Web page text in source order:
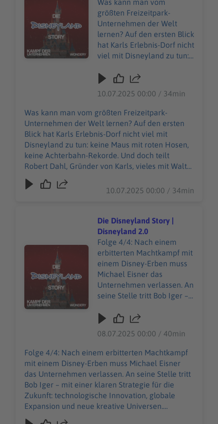
Datenschutzrichtlinien
finden Sie unter
https://art19.com/privacy.
Die Datenschutzrichtlinien
für Kalifornien sind unter
https://art19.com/privacy#
do-not-sell-my-info
abrufbar.
Datenschutzrichtlinien für Kalifornien sind unter
https://art19.com/privacy#do-not-sell-my-info
abrufbar.
größten Freizeitpark-
Unternehmen der Welt
lernen? Auf den ersten Blick
hat Karls Erlebnis-Dorf nicht
viel mit Disneyland zu tun:
Hosen, keine Achterbahn-
Robert Dahl, Gründer von
Karls, vieles mit Walt
Disney: eine klare Vision,
ein Händchen für
Markenbildung – und den
Anspruch, Menschen jeden
Alters in eine eigene
Disneyland-Story erzählt
Erdbeerhof eine
Freizeitmarke mit
Millionenpublikum wurde.
Unsere allgemeinen
Datenschutzrichtlinien
finden Sie unter
https://art19.com/privacy.
Die Datenschutzrichtlinien
für Kalifornien sind unter
https://art19.com/privacy#
do-not-sell-my-info
abrufbar.
10.07.2025 00:00 / 34min
Was kann man vom größten Freizeitpark-
Unternehmen der Welt lernen? Auf den ersten
Blick hat Karls Erlebnis-Dorf nicht viel mit
Disneyland zu tun: keine Maus mit roten Hosen,
keine Achterbahn-Rekorde. Und doch teilt
Robert Dahl, Gründer von Karls, vieles mit Walt
Disney: eine klare Vision, ein Händchen für
Markenbildung – und den Anspruch, Menschen
Story erzählt Dahl, wie aus einem Erdbeerhof
eine Freizeitmarke mit Millionenpublikum
Datenschutzrichtlinien finden Sie unter
https://art19.com/privacy. Die
Datenschutzrichtlinien für Kalifornien sind unter
https://art19.com/privacy#do-not-sell-my-info
abrufbar.
10.07.2025 00:00 / 34min
Audiotitel - Die Disneyland Story | Disneyland 2.0
Die Disneyland Story |
Disneyland 2.0
Folge 4/4: Nach einem
erbitterten Machtkampf mit
einem Disney-Erben muss
Michael Eisner das
Unternehmen verlassen. An
seine Stelle tritt Bob Iger –
für die Zukunft:
globale Expansion und
neue kreative Universen.
Während die Welt das 50.
Jubiläum von Disneyland
feiert, beginnt eine neue
Ära. Doch als Iger
überraschend abtritt, steht
08.07.2025 00:00 / 40min
Folge 4/4: Nach einem erbitterten Machtkampf
mit einem Disney-Erben muss Michael Eisner
das Unternehmen verlassen. An seine Stelle tritt
Bob Iger – mit einer klaren Strategie für die
Zukunft: technologische Innovation, globale
Expansion und neue kreative Universen.
Während die Welt das 50. Jubiläum von